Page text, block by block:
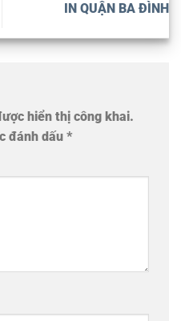
IN QUẬN BA ĐÌNH
hiển thị công khai.
đánh dấu *